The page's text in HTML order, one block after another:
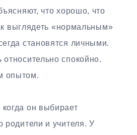
что хорошо, что
выглядеть «нормальным»
становятся личными.
спокойно.
опытом.
он выбирает
родители и учителя. У